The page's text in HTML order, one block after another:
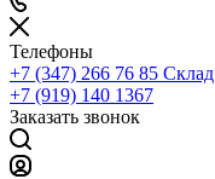
Телефоны
+7 (347) 266 76 85 Склад
+7 (919) 140 1367
Заказать звонок